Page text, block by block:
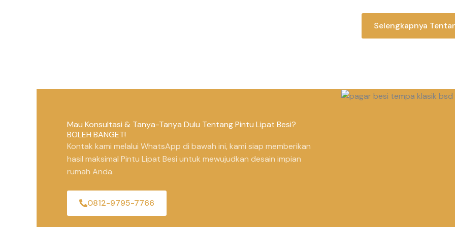
Selengkapnya
Mau Konsultasi & Tanya-Tanya Dulu Tentang Pintu Lipat Besi?
BOLEH BANGET!
Kontak kami melalui WhatsApp di bawah ini, kami siap memberikan
hasil maksimal Pintu Lipat Besi untuk mewujudkan desain impian
rumah Anda.
0812-9795-7766